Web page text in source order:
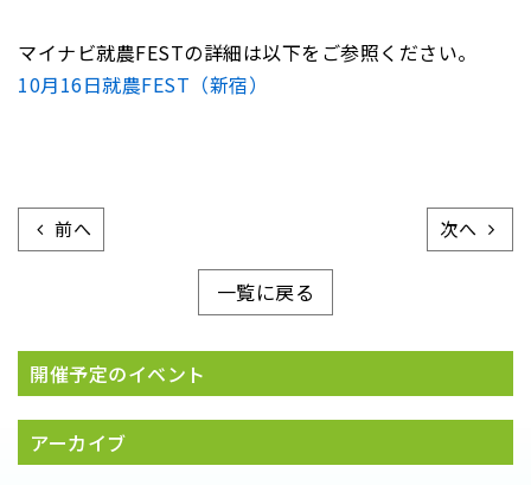
マイナビ就農FESTの詳細は以下をご参照ください。
10月16日就農FEST（新宿）
次へ
前へ
一覧に戻る
開催予定のイベント
アーカイブ